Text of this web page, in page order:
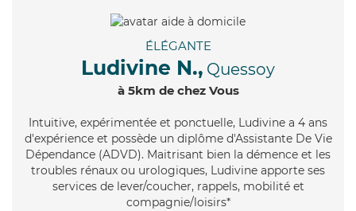
ÉLÉGANTE
Ludivine N., Quessoy
à 5km de chez Vous
Intuitive, expérimentée et ponctuelle, Ludivine a 4 ans
d'expérience et possède un diplôme d'Assistante De Vie
Dépendance (ADVD). Maitrisant bien la démence et les
troubles rénaux ou urologiques, Ludivine apporte ses
services de lever/coucher, rappels, mobilité et
compagnie/loisirs*